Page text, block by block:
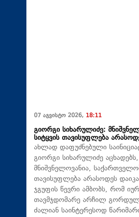
07 აგვისტო 2026, 18:11
გიორგი სიხარულიძე:
სიტყვის თავისუფლება
ახლად დაფუძნებული
გიორგი სიხარულიძე
მნიშვნელოვანია,
თავისუფლება არასოდეს
ჯგუფის წევრი ამბობს, რომ
თავმჯდომარე არჩილ
ძალიან საინტერესოდ